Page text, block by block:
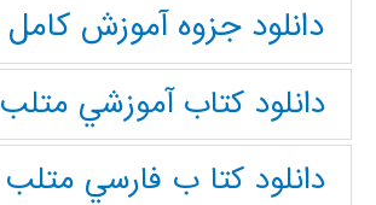
دانلود جزوه آموزش کامل matlab
دانلود كتاب آموزشي متلب
دانلود كتا ب فارسي متلب